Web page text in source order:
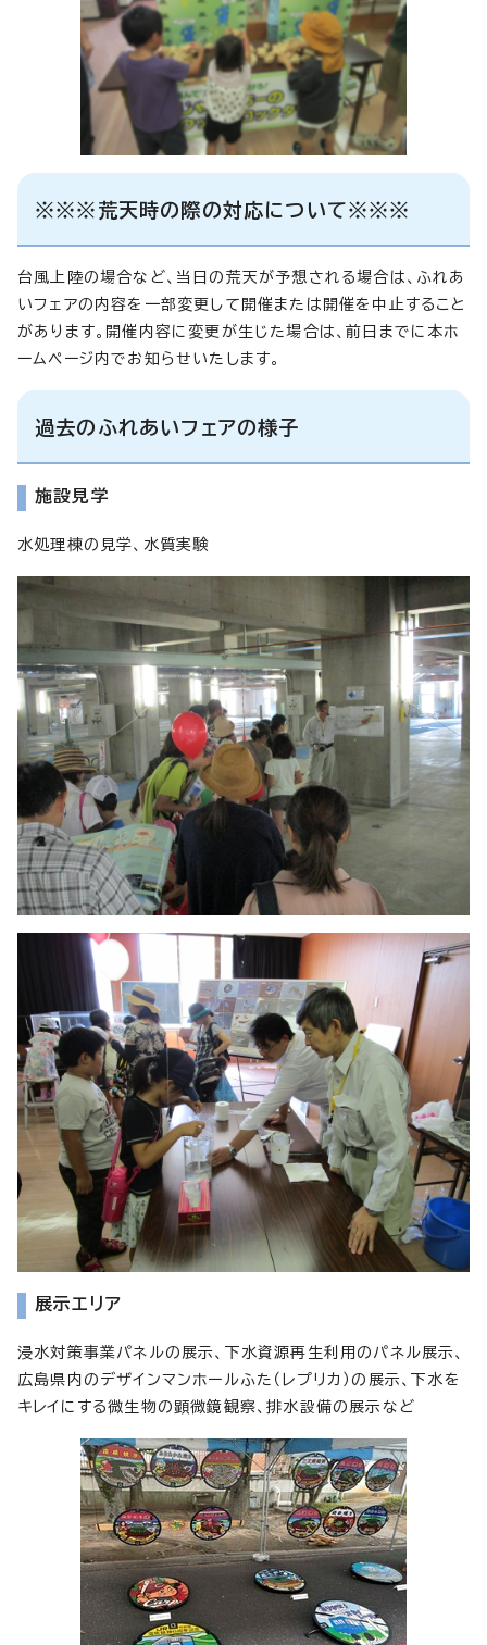
※※※荒天時の際の対応について※※※
台風上陸の場合など、当日の荒天が予想される場合は、ふれあ
いフェアの内容を一部変更して開催または開催を中止すること
があります。開催内容に変更が生じた場合は、前日までに本ホ
ームページ内でお知らせいたします。
過去のふれあいフェアの様子
施設見学
水処理棟の見学、水質実験
展示エリア
浸水対策事業パネルの展示、下水資源再生利用のパネル展示、
広島県内のデザインマンホールふた（レプリカ）の展示、下水を
キレイにする微生物の顕微鏡観察、排水設備の展示など